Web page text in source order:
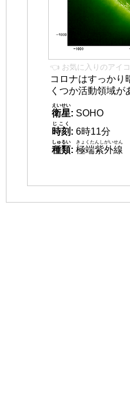
👈 お気に入りのアイ
コロナはすっかり
くつか活動領域が
衛星
えいせい
: SOHO
時刻
じこく
: 6時11分
種類
しゅるい
: 極端紫外線
きょくたんしがいせん